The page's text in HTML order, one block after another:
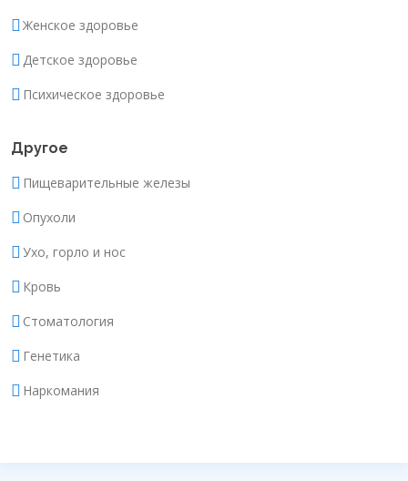
Женское здоровье
Детское здоровье
Психическое здоровье
Другое
Пищеварительные железы
Опухоли
Ухо, горло и нос
Кровь
Стоматология
Генетика
Наркомания